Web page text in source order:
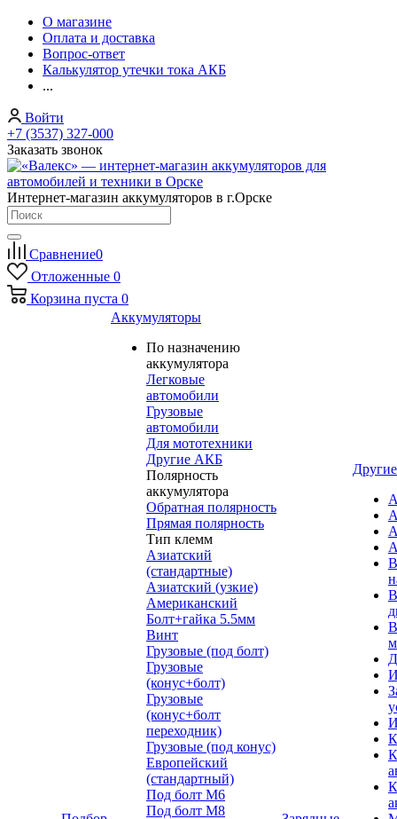
О магазине
Оплата и доставка
Вопрос-ответ
Калькулятор утечки тока АКБ
...
Войти
+7 (3537) 327-000
Заказать звонок
Интернет-магазин аккумуляторов в г.Орске
Сравнение0
Отложенные 0
Корзина пуста 0
Аккумуляторы
По назначению
аккумулятора
Легковые
автомобили
Грузовые
автомобили
Для мототехники
Другие АКБ
Полярность
аккумулятора
Обратная полярность
Прямая полярность
Тип клемм
Азиатский
(стандартные)
Азиатский (узкие)
Американский
Болт+гайка 5.5мм
Винт
Грузовые (под болт)
Грузовые
(конус+болт)
Грузовые
(конус+болт
переходник)
Грузовые (под конус)
Европейский
(стандартный)
Под болт M6
Под болт М8